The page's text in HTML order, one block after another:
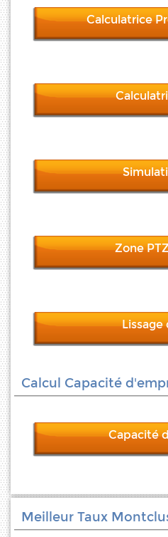
Calculatrice
Zone
Lissage
Calcul Capacité
Capacité
Meilleur Taux